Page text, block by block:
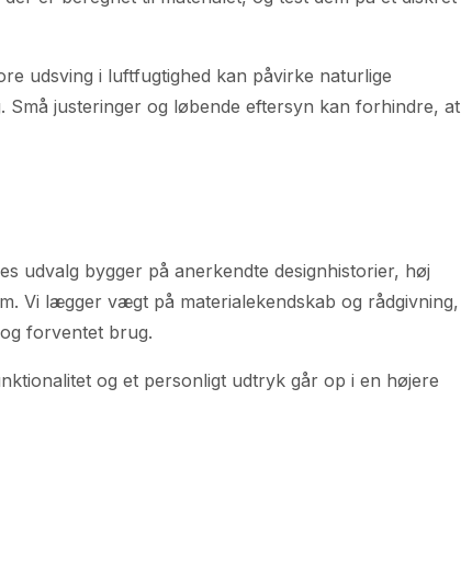
udsving i luftfugtighed kan påvirke naturlige
justeringer og løbende eftersyn kan forhindre, at
udvalg bygger på anerkendte designhistorier, høj
Vi lægger vægt på materialekendskab og rådgivning,
forventet brug.
og et personligt udtryk går op i en højere